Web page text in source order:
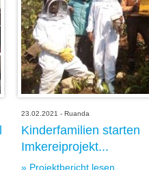
23.02.2021 - Ruanda
Kinderfamilien starten
Imkereiprojekt...
» Projektbericht lesen